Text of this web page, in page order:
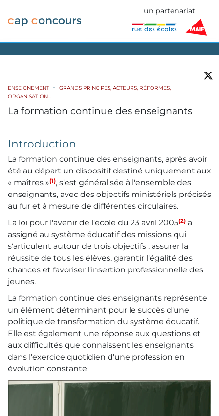
un partenariat
ENSEIGNEMENT
GRANDS PRINCIPES, ACTEURS, RÉFORMES,
ORGANISATION...
La formation continue des enseignants
Introduction
La formation continue des enseignants, après avoir
été au départ un dispositif destiné uniquement aux
« maîtres »(1), s'est généralisée à l'ensemble des
enseignants, avec des objectifs ministériels précisés
au fur et à mesure de différentes circulaires.
La loi pour l'avenir de l'école du 23 avril 2005(2) a
assigné au système éducatif des missions qui
s'articulent autour de trois objectifs : assurer la
réussite de tous les élèves, garantir l'égalité des
chances et favoriser l'insertion professionnelle des
jeunes.
La formation continue des enseignants représente
un élément déterminant pour le succès d'une
politique de transformation du système éducatif.
Elle est également une réponse aux questions et
aux difficultés que connaissent les enseignants
dans l'exercice quotidien d'une profession en
évolution constante.